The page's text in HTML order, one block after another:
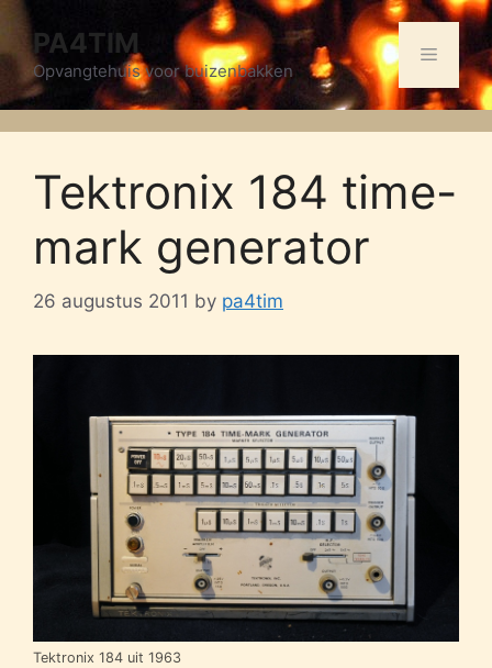
Skip
content
PA4TIM
Opvangtehuis voor buizenbakken
Menu
Tektronix 184 time-
mark generator
26 augustus 2011 by pa4tim
Tektronix 184 uit 1963